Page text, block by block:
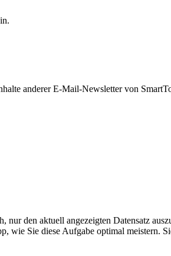
anderer E-Mail-Newsletter von
den aktuell angezeigten Datensatz
wie Sie diese Aufgabe optimal meistern.